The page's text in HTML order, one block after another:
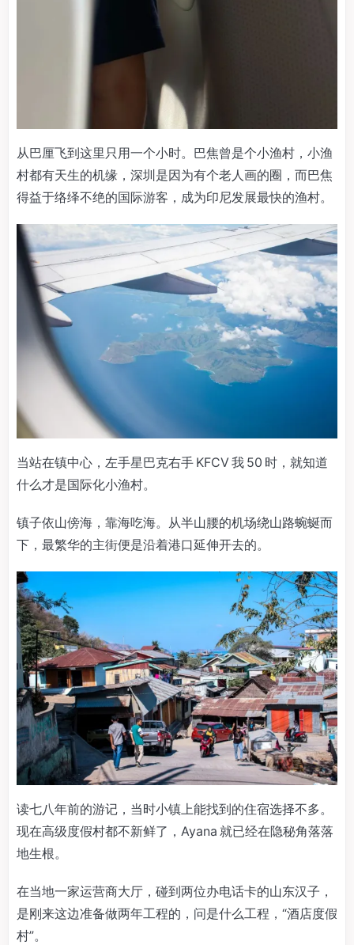
从巴厘飞到这里只用一个小时。巴焦曾是个小渔村，小渔
村都有天生的机缘，深圳是因为有个老人画的圈，而巴焦
得益于络绎不绝的国际游客，成为印尼发展最快的渔村。
当站在镇中心，左手星巴克右手 KFCV 我 50 时，就知道
什么才是国际化小渔村。
镇子依山傍海，靠海吃海。从半山腰的机场绕山路蜿蜒而
下，最繁华的主街便是沿着港口延伸开去的。
读七八年前的游记，当时小镇上能找到的住宿选择不多。
现在高级度假村都不新鲜了，Ayana 就已经在隐秘角落落
地生根。
在当地一家运营商大厅，碰到两位办电话卡的山东汉子，
是刚来这边准备做两年工程的，问是什么工程，“酒店度假
村”。